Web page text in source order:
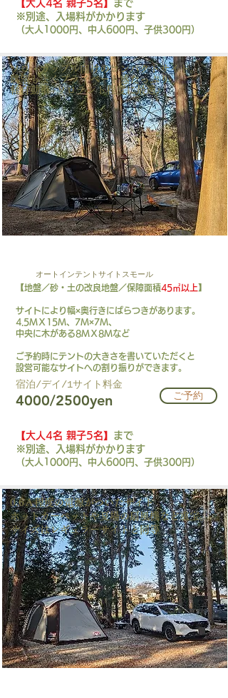
【大人4名 親子5名】
まで
※別途、入場料がかかります
（大人1000円、中人600円、子供300円）
ソロ・カップル向けのコンパクトサイト。
眺望もよくプライベート感たっぷり
​軽自動車+ソロテント程度に最適♪
オートインテントサイトスモール
【地盤／砂・土の改良地盤／保障面積45㎡以上】
サイトにより幅×奥行きにばらつきがあります。
4.5ＭＸ15Ｍ、7Ｍ×7Ｍ、
中央に木がある8ＭＸ8Ｍなど
​ご予約時にテントの大きさを書いていただくと
設営可能なサイトへの割り振りができます。
​宿泊/デイ/1サイト料金​
4000/2500yen ご予約
【大人4名 親子5名】
まで
※別途、入場料がかかります
（大人1000円、中人600円、子供300円）
0.6Ａ程度の電源がついたサイト
ホットカーペットや夏場の扇風機など重宝。
​サイズはレギュラーサイトと同等